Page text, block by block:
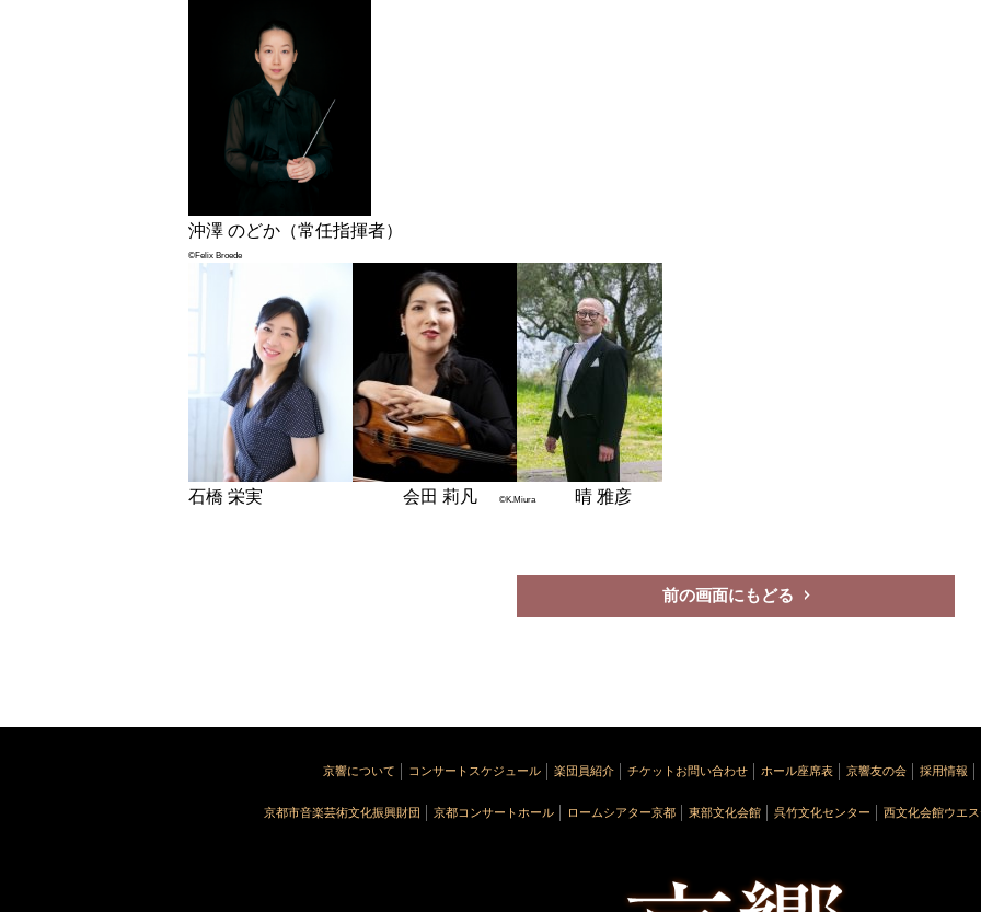
沖澤 のどか（常任指揮者）
©Felix Broede
石橋 栄実 会田 莉凡 ©K.Miura 晴 雅彦
前の画面にもどる
京響について コンサートスケジュール 楽団員紹介 チケットお問い合わせ ホール座席表 京響友の会 採用情報
京都市音楽芸術文化振興財団 京都コンサートホール ロームシアター京都 東部文化会館 呉竹文化センター 西文化会館ウエ